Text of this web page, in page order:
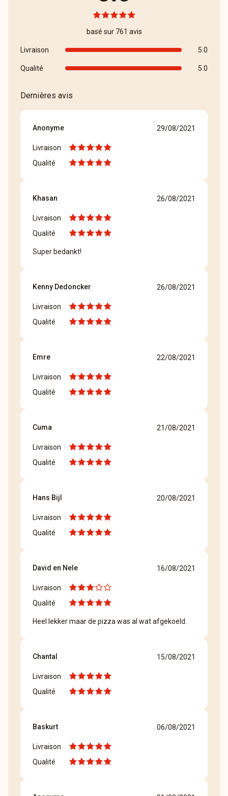
basé sur 761 avis
Livraison 5.0
Qualité 5.0
Dernières avis
Anonyme 29/08/2021
Livraison
Qualité
Khasan 26/08/2021
Livraison
Qualité
Super bedankt!
Kenny Dedoncker 26/08/2021
Livraison
Qualité
Emre 22/08/2021
Livraison
Qualité
Cuma 21/08/2021
Livraison
Qualité
Hans Bijl 20/08/2021
Livraison
Qualité
David en Nele 16/08/2021
Livraison
Qualité
Heel lekker maar de pizza was al wat afgekoeld.
Chantal 15/08/2021
Livraison
Qualité
Baskurt 06/08/2021
Livraison
Qualité